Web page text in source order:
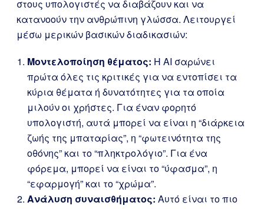
στους υπολογιστές να διαβάζουν και να
κατανοούν την ανθρώπινη γλώσσα. Λειτουργεί
μέσω μερικών βασικών διαδικασιών:
Μοντελοποίηση θέματος: Η AI σαρώνει
πρώτα όλες τις κριτικές για να εντοπίσει τα
κύρια θέματα ή δυνατότητες για τα οποία
μιλούν οι χρήστες. Για έναν φορητό
υπολογιστή, αυτά μπορεί να είναι η “διάρκεια
ζωής της μπαταρίας”, η “φωτεινότητα της
οθόνης” και το “πληκτρολόγιο”. Για ένα
φόρεμα, μπορεί να είναι το “ύφασμα”, η
“εφαρμογή” και το “χρώμα”.
Ανάλυση συναισθήματος: Αυτό είναι το πιο